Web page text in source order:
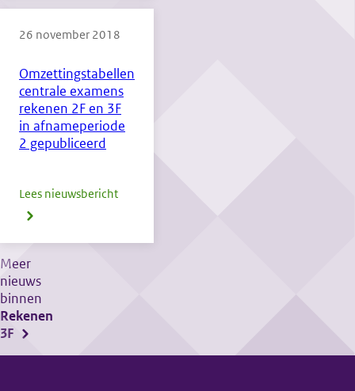
examens
Nederlandse
3F
en
rekenen
Omzettingstabellen
centrale examens
rekenen 2F en 3F
in afnameperiode
2 gepubliceerd
26 november 2018
Lees nieuwsbericht
Meer
nieuws
binnen
Rekenen
3F